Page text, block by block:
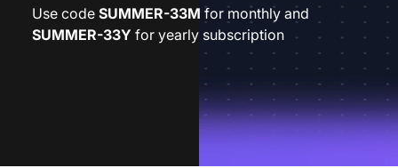
Use code SUMMER-33M for monthly and
SUMMER-33Y for yearly subscription